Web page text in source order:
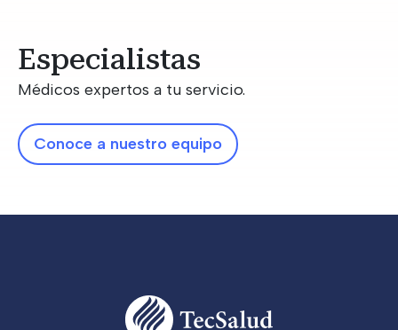
Especialistas
Médicos expertos a tu servicio.
Conoce a nuestro equipo